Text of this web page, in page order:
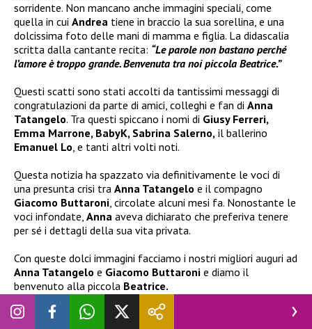
sorridente. Non mancano anche immagini speciali, come
quella in cui Andrea tiene in braccio la sua sorellina, e una
dolcissima foto delle mani di mamma e figlia. La didascalia
scritta dalla cantante recita: “Le parole non bastano perché
l’amore è troppo grande. Benvenuta tra noi piccola Beatrice.”
Questi scatti sono stati accolti da tantissimi messaggi di
congratulazioni da parte di amici, colleghi e fan di Anna
Tatangelo. Tra questi spiccano i nomi di Giusy Ferreri,
Emma Marrone, BabyK, Sabrina Salerno, il ballerino
Emanuel Lo , e tanti altri volti noti.
Questa notizia ha spazzato via definitivamente le voci di
una presunta crisi tra Anna Tatangelo e il compagno
Giacomo Buttaroni , circolate alcuni mesi fa. Nonostante le
voci infondate, Anna aveva dichiarato che preferiva tenere
per sé i dettagli della sua vita privata.
Con queste dolci immagini facciamo i nostri migliori auguri ad
Anna Tatangelo e Giacomo Buttaroni e diamo il
benvenuto alla piccola Beatrice.
SeguiteNovella 2000anche